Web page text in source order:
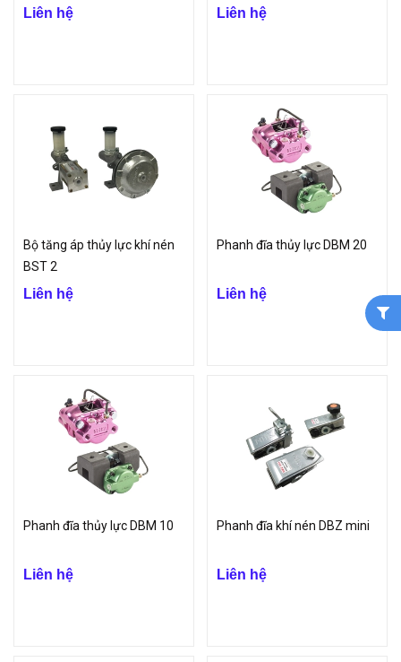
Liên hệ Liên hệ
Bộ tăng áp thủy lực khí nén
BST 2
Liên hệ
Phanh đĩa thủy lực DBM 20
Liên hệ
Phanh đĩa thủy lực DBM 10
Liên hệ
Phanh đĩa khí nén DBZ mini
Liên hệ